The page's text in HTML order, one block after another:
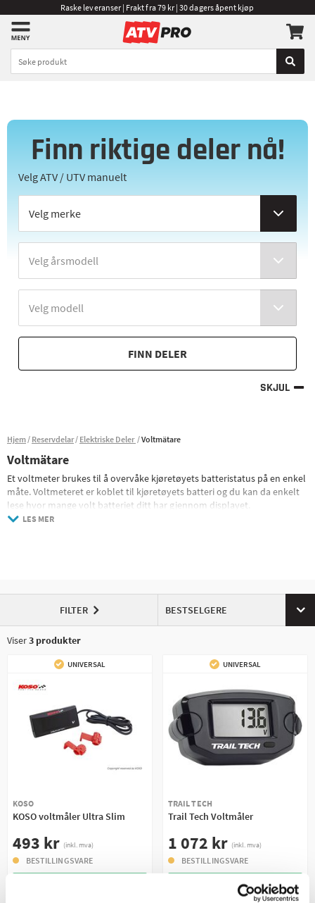
Raske leveranser | Frakt fra 79 kr | 30 dagers åpent kjøp
Finn riktige deler nå!
Velg ATV / UTV manuelt
FINN DELER
SKJUL
Hjem Reservdelar Elektriske Deler Voltmätare
Voltmätare
Et voltmeter brukes til å overvåke kjøretøyets batteristatus på en enkel
måte. Voltmeteret er koblet til kjøretøyets batteri og du kan da enkelt
lese hvor mange volt batteriet ditt har gjennom displayet.
LES MER
FILTER BESTSELGERE
Viser3 produkter
UNIVERSAL
KOSO
KOSO voltmåler Ultra Slim
493 kr (inkl. mva)
BESTILLINGSVARE
UNIVERSAL
TRAIL TECH
Trail Tech Voltmåler
1 072 kr (inkl. mva)
BESTILLINGSVARE
+ LEGG TIL I
HANDLEKURVEN